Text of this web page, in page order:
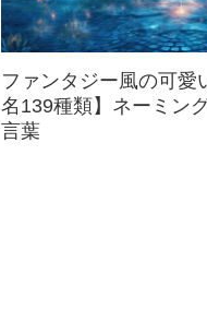
ファンタジー風の可愛
名139種類】ネーミン
言葉